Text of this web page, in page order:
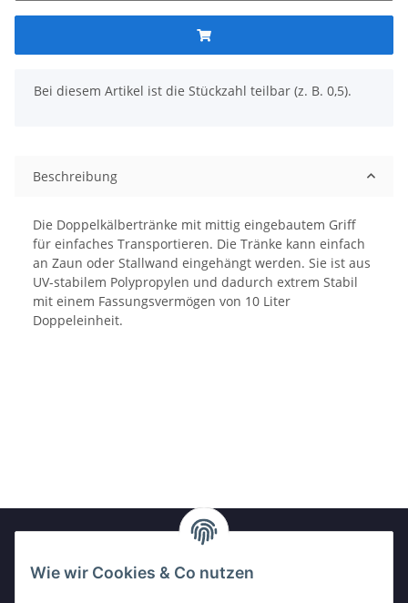
x
Bei diesem Artikel ist die Stückzahl teilbar (z. B. 0,5).
Beschreibung
Die Doppelkälbertränke mit mittig eingebautem Griff
für einfaches Transportieren. Die Tränke kann einfach
an Zaun oder Stallwand eingehängt werden. Sie ist aus
UV-stabilem Polypropylen und dadurch extrem Stabil
mit einem Fassungsvermögen von 10 Liter
Doppeleinheit.
Newsletter Abonnieren
Wie wir Cookies & Co nutzen